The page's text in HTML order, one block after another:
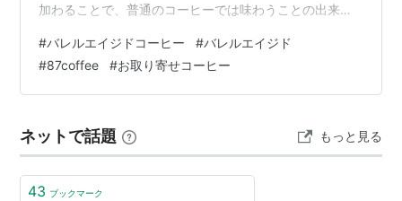
加わることで、普通のコーヒーでは味わうことの出来な
レーバーをぜひご体験ください。 （ウイスキーに浸して
いるわけではないので、もちろんノンアルコールです）
濃いめに淹れて、コーヒーリキュールのように、ミルク
ム バレルエイジド カウダット 100g | 87coffee 自家焙煎
珈琲 バレルエイジ…
#バレルエイジドコーヒー #バレルエイジド
#87coffee #お取り寄せコーヒー
ネットで話題 もっと見る
43 ブックマーク